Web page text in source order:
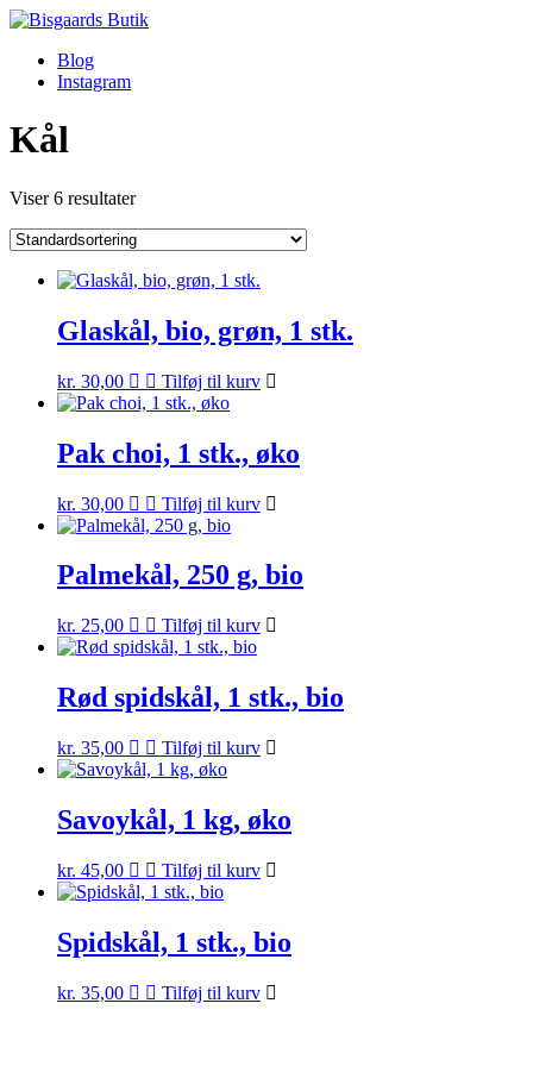
Videre
indholdBlog
Instagram
Kål
Viser 6 resultater
Glaskål, bio, grøn, 1 stk.
kr. 30,00 Tilføj til kurv
Pak choi, 1 stk., øko
kr. 30,00 Tilføj til kurv
Palmekål, 250 g, bio
kr. 25,00 Tilføj til kurv
Rød spidskål, 1 stk., bio
kr. 35,00 Tilføj til kurv
Savoykål, 1 kg, øko
kr. 45,00 Tilføj til kurv
Spidskål, 1 stk., bio
kr. 35,00 Tilføj til kurv